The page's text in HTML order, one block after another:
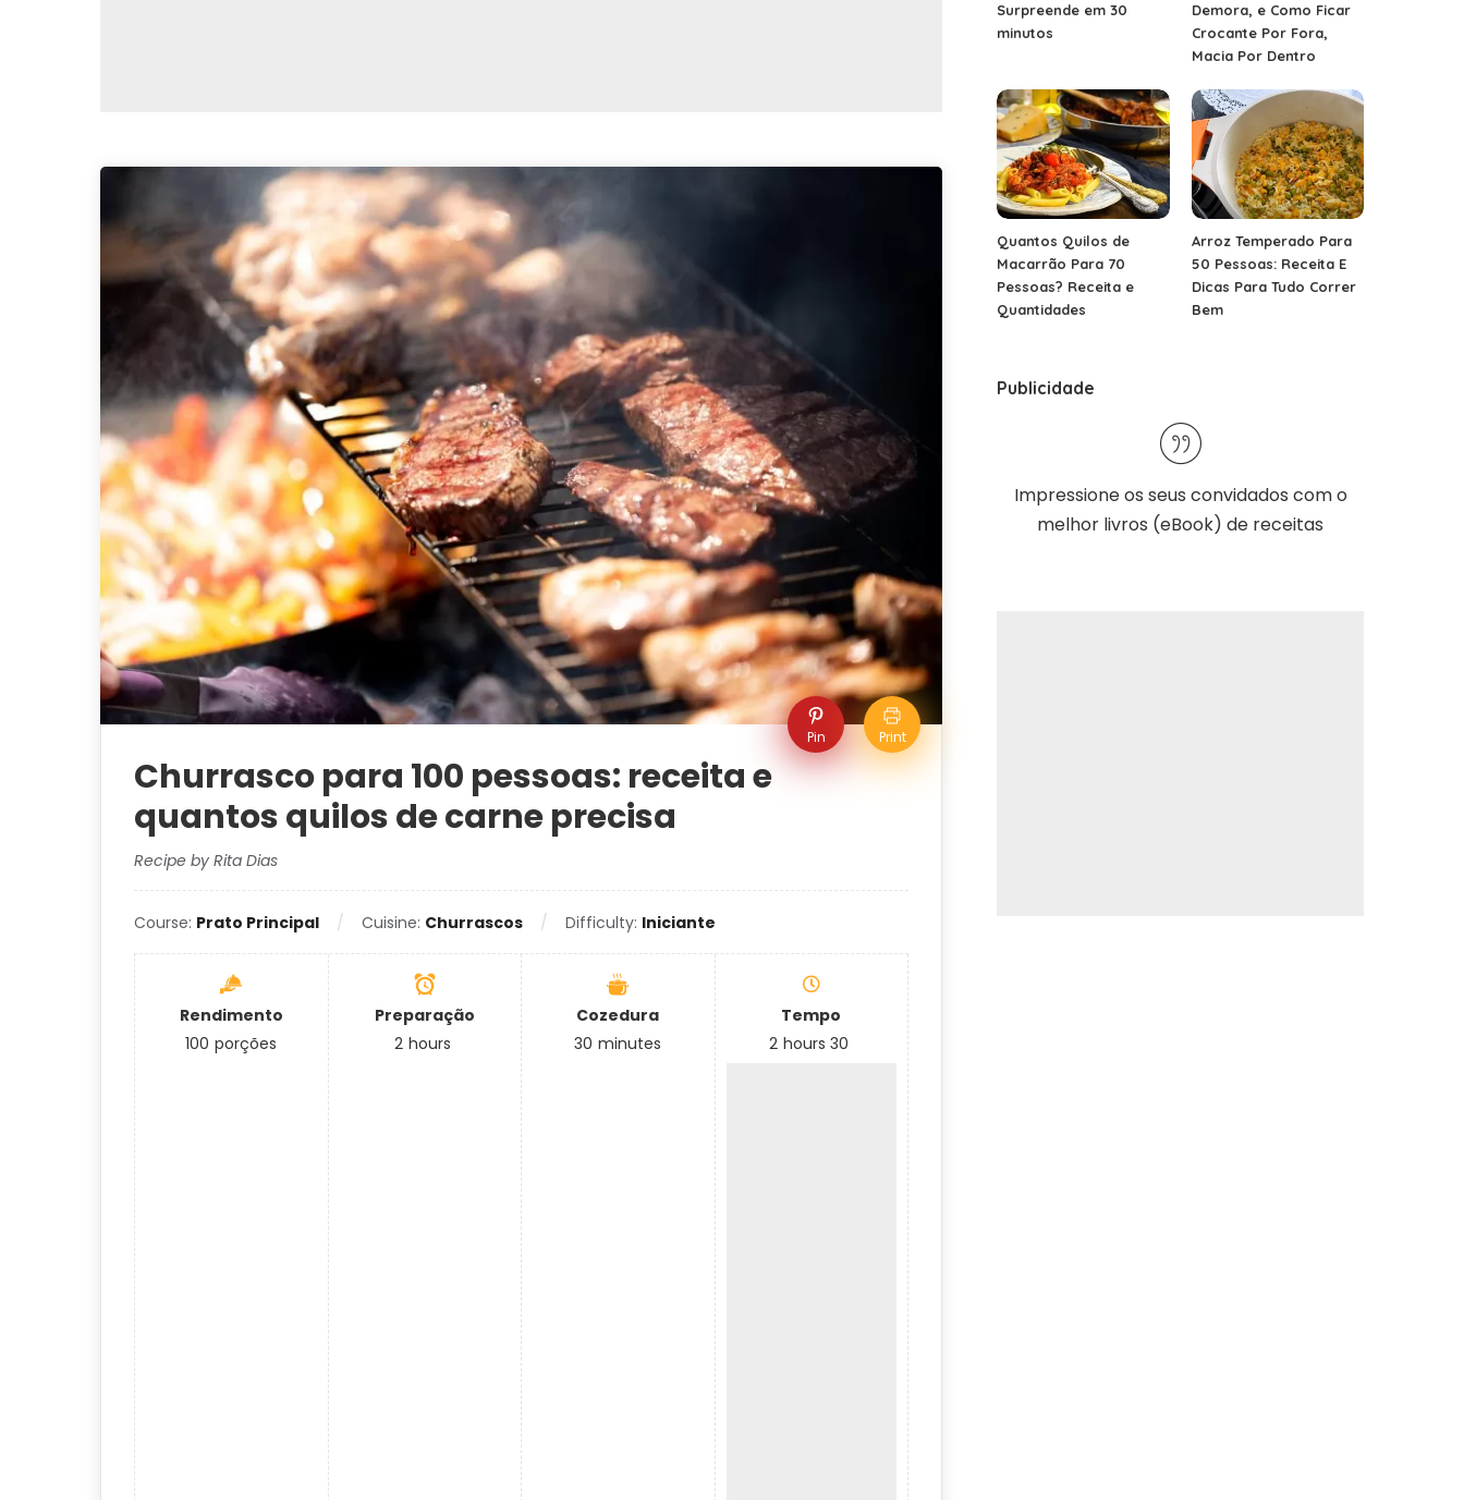
Pin Print
Churrasco para 100 pessoas: receita e
quantos quilos de carne precisa
Recipe by Rita Dias
Course: Prato Principal Cuisine: Churrascos Difficulty: Iniciante
Rendimento
100 porções
Preparação
2 hours
Cozedura
30 minutes
Tempo
2 hours 30
Surpreende em 30
minutos
Demora, e Como Ficar
Crocante Por Fora,
Macia Por Dentro
Quantos Quilos de
Macarrão Para 70
Pessoas? Receita e
Quantidades
Arroz Temperado Para
50 Pessoas: Receita E
Dicas Para Tudo Correr
Bem
Publicidade
Impressione os seus convidados com o
melhor livros (eBook) de receitas